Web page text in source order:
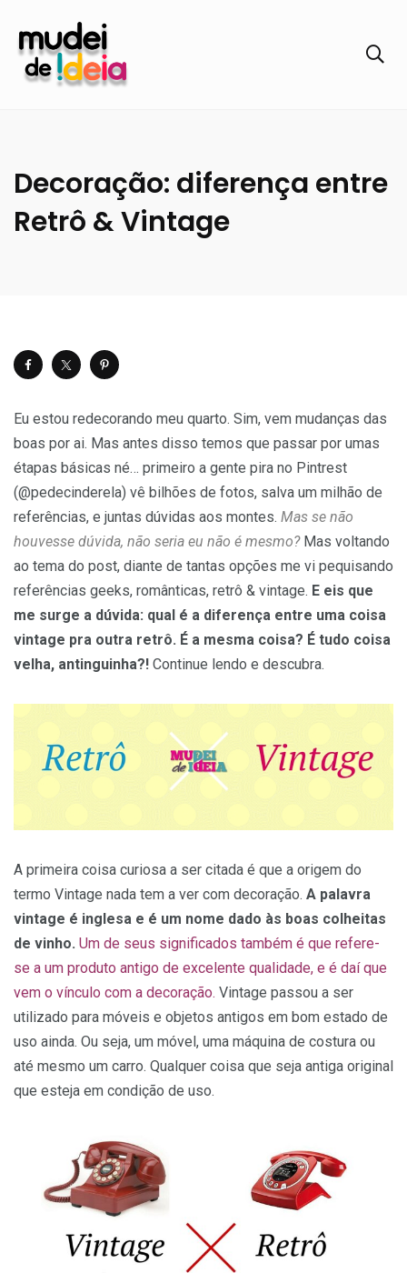
Decoração: diferença entre
Retrô & Vintage
Eu estou redecorando meu quarto. Sim, vem mudanças das
boas por ai. Mas antes disso temos que passar por umas
étapas básicas né… primeiro a gente pira no Pintrest
(@pedecinderela) vê bilhões de fotos, salva um milhão de
referências, e juntas dúvidas aos montes. Mas se não
houvesse dúvida, não seria eu não é mesmo?Mas voltando
ao tema do post, diante de tantas opções me vi pequisando
referências geeks, românticas, retrô & vintage. E eis que
me surge a dúvida: qual é a diferença entre uma coisa
vintage pra outra retrô. É a mesma coisa? É tudo coisa
velha, antinguinha?! Continue lendo e descubra.
A primeira coisa curiosa a ser citada é que a origem do
termo Vintage nada tem a ver com decoração. A palavra
vintage é inglesa e é um nome dado às boas colheitas
de vinho. Um de seus significados também é que refere-
se a um produto antigo de excelente qualidade, e é daí que
vem o vínculo com a decoração. Vintage passou a ser
utilizado para móveis e objetos antigos em bom estado de
uso ainda. Ou seja, um móvel, uma máquina de costura ou
até mesmo um carro. Qualquer coisa que seja antiga original
que esteja em condição de uso.